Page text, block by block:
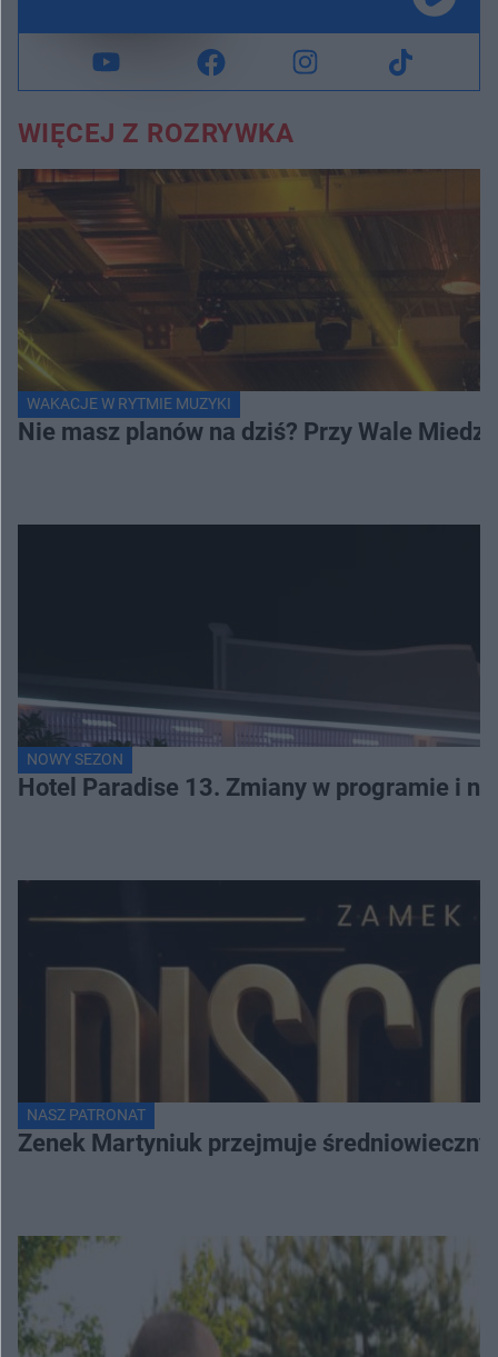
WIĘCEJ Z ROZRYWKA
WAKACJE W RYTMIE MUZYKI
Nie masz planów na dziś? Przy Wale
NOWY SEZON
Hotel Paradise 13. Zmiany w programie i
NASZ PATRONAT
Zenek Martyniuk przejmuje